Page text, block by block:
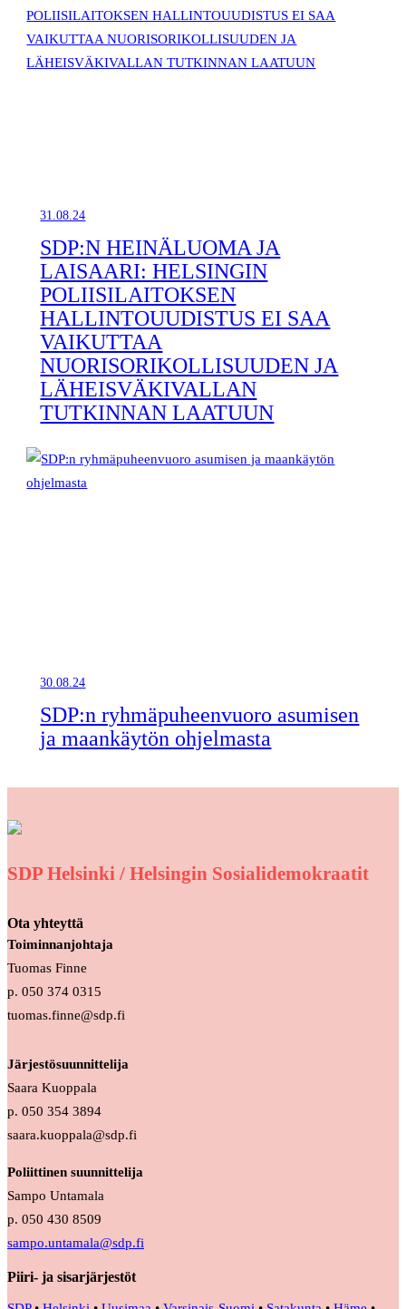
31.08.24
SDP:N HEINÄLUOMA JA
LAISAARI: HELSINGIN
POLIISILAITOKSEN
HALLINTOUUDISTUS EI SAA
VAIKUTTAA
NUORISORIKOLLISUUDEN JA
LÄHEISVÄKIVALLAN
TUTKINNAN LAATUUN
30.08.24
SDP:n ryhmäpuheenvuoro asumisen
ja maankäytön ohjelmasta
SDP Helsinki / Helsingin Sosialidemokraatit
Ota yhteyttä
Toiminnanjohtaja
Tuomas Finne
p. 050 374 0315
tuomas.finne@sdp.fi
Järjestösuunnittelija
Saara Kuoppala
p. 050 354 3894
saara.kuoppala@sdp.fi
Poliittinen suunnittelija
Sampo Untamala
p. 050 430 8509
sampo.untamala@sdp.fi
Piiri- ja sisarjärjestöt